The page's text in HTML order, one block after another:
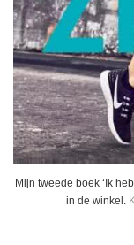
Mijn tweede boek ‘Ik
in de winkel.